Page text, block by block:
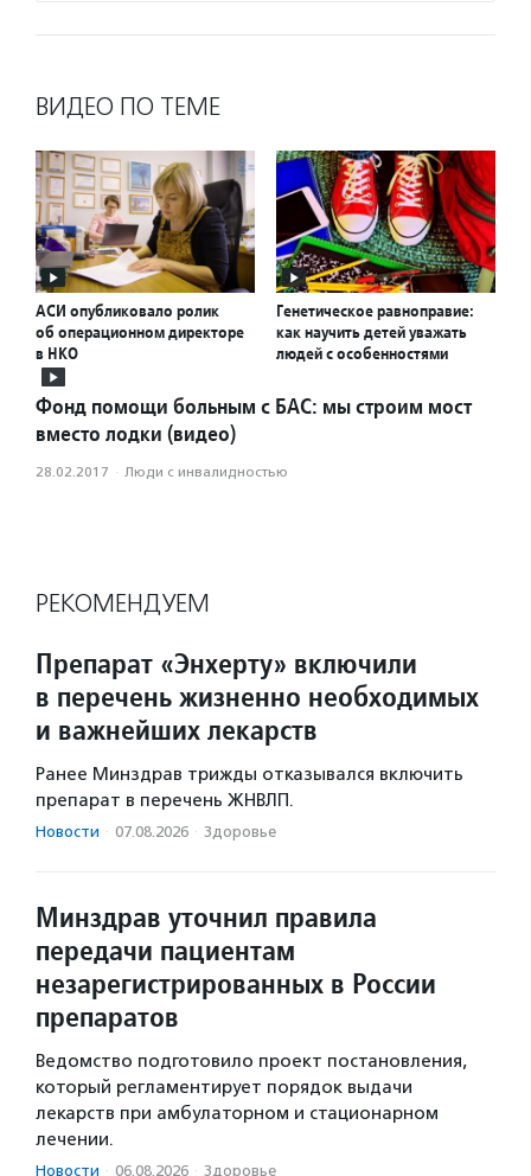
ВИДЕО ПО ТЕМЕ
АСИ опубликовало ролик
об операционном директоре
в НКО
Генетическое равноправие:
как научить детей уважать
людей с особенностями
Фонд помощи больным с БАС: мы строим мост
вместо лодки (видео)
28.02.2017 · Люди с инвалидностью
РЕКОМЕНДУЕМ
Препарат «Энхерту» включили
в перечень жизненно необходимых
и важнейших лекарств
Ранее Минздрав трижды отказывался включить
препарат в перечень ЖНВЛП.
Новости · 07.08.2026 · Здоровье
Минздрав уточнил правила
передачи пациентам
незарегистрированных в России
препаратов
Ведомство подготовило проект постановления,
который регламентирует порядок выдачи
лекарств при амбулаторном и стационарном
лечении.
Новости · 06.08.2026 · Здоровье